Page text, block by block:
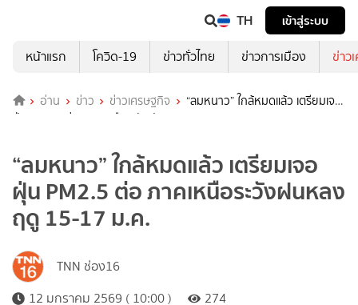
TH
เข้าสู่ระบบ
หน้าแรก
โควิด-19 ข่าวทั่วไทย ข่าวการเมือง ข่าว
อ่าน ข่าว ข่าวเศรษฐกิจ
“ลมหนาว” ใกล้หมดแล้ว เตรียมเจอ
ฝุ่น PM2.5 ต่อ ภาคเหนือระวังฝนหลงฤดู 15-17 ม.ค.
“ลมหนาว” ใกล้หมดแล้ว เตรียมเจอ
ฝุ่น PM2.5 ต่อ ภาคเหนือระวังฝนหลง
ฤดู 15-17 ม.ค.
TNN ช่อง16
12 มกราคม 2569 ( 10:00 )
274